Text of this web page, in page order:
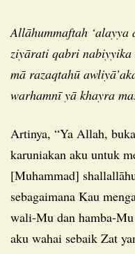
Allāhummaftah ‘alayya abwāba rahmatik, warzuqnī fī
ziyārati qabri
mā razaqtahū
warhamnī yā khayra
Artinya, “Ya Allah, bukalah pintu rahmat-Mu bagiku,
karuniakan aku untuk
[Muhammad]
sebagaimana Kau
wali-Mu dan hamba-
aku wahai sebaik Zat